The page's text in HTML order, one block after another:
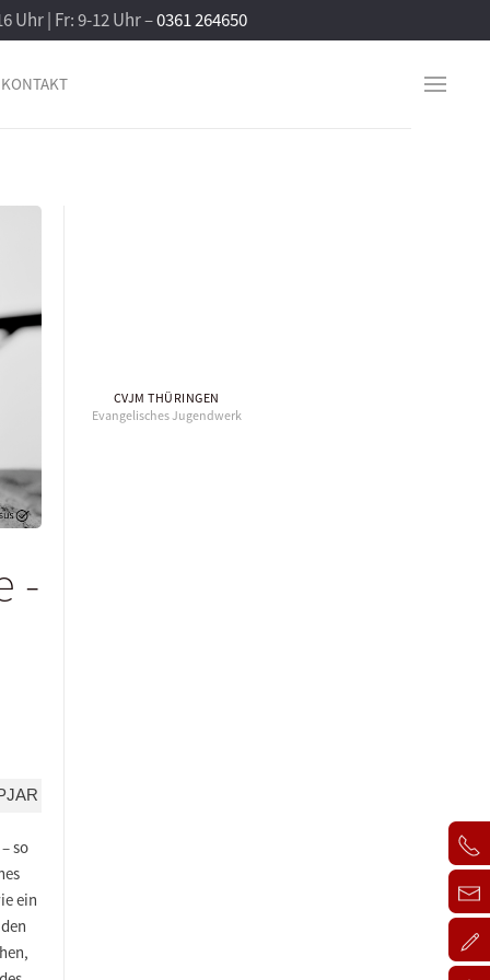
Uhr | Fr: 9-12 Uhr –0361 264650
KONTAKT
-
so
ein
CVJM THÜRINGEN
Evangelisches Jugendwerk